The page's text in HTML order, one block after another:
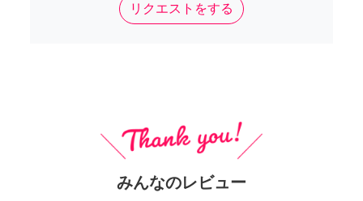
リクエストをする
みんなのレビュー